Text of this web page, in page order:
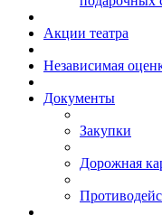
Акции театра
Независимая
Документы
Закупки
Дорожная